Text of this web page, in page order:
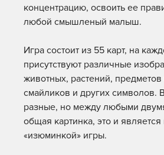
концентрацию, освоить ее
любой смышленый малыш.
Игра состоит из 55 карт, на
присутствуют различные
животных, растений, предметов
смайликов и других символов.
разные, но между любыми
общая картинка, это и является
«изюминкой» игры.